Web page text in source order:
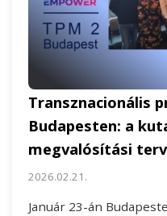
Transznacionális
Budapesten: a
megvalósítási
2026.02.21.
Január 23-án